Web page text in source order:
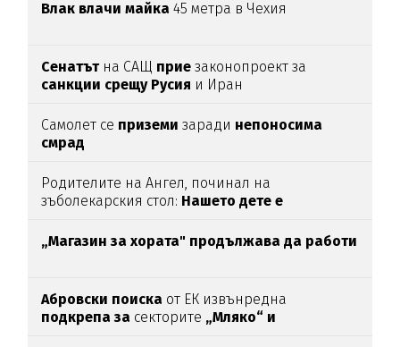
Влак влачи майка 45 метра в Чехия
Сенатътна САЩ прие законопроект за
санкции срещу Русия и Иран
Самолет се приземи заради непоносима
смрад
Родителите на Ангел, починал на
зъболекарския стол: Нашето дете е
антидотътнаупойката
„Магазин за хората" продължава да работи
Абровски поиска от ЕК извънредна
подкрепа за секторите „Мляко“ и